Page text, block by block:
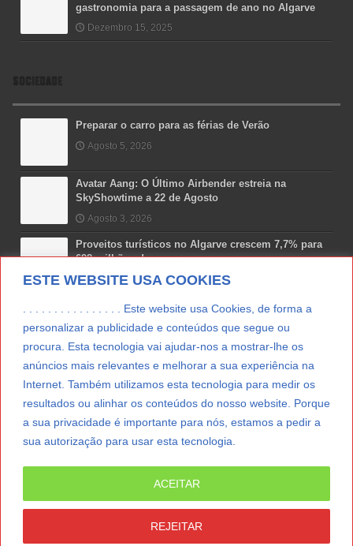
ESTE WEBSITE USA COOKIES
. . . . . . . . . . . . . . . . Este website usa Cookies, de forma a
personalizar a publicidade e conteúdos que segue ou
procura. Esta tecnologia vai ajudar-nos a mostrar-lhe os
anúncios mais relevantes e melhorar a sua experiência na
Internet. Também utilizamos esta tecnologia para medir os
resultados ou alinhar os conteúdos do nosso website. Porque
a sua privacidade é importante para nós, estamos a pedir a
sua autorização para usar esta tecnologia.
REJEITAR
ACEITAR
gastronomia para a passagem de ano no Algarve
Dezembro 15, 2025
SOCIEDADE
Preparar o carro para as férias de Verão
Agosto 5, 2026
Avatar Aang: O Último Airbender estreia na
SkyShowtime a 22 de Agosto
Agosto 3, 2026
Proveitos turísticos no Algarve crescem 7,7% para
698 milhões de euros
Julho 31, 2026
Costa Boal Branco 2025: nova colheita reforça
Novas 7 Maravilhas de Portugal: Setúbal recebe
final regional da Grande Lisboa
Julho 29, 2026
SUBSCREVER NEWSLETTER